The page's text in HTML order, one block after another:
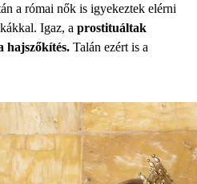
a római nők is igyekeztek elérni
Igaz, a prostituáltak
hajszőkítés. Talán ezért is a